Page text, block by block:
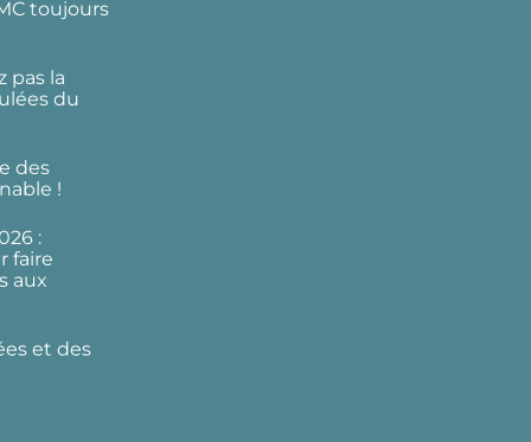
toujours
pas la
du
des
!
:
faire
aux
et des